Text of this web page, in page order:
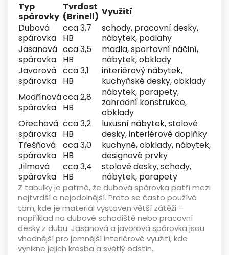
Typ
spárovky
Tvrdost
(Brinell) Využití
Dubová
spárovka
cca3,7
HB
schody, pracovní desky,
nábytek, podlahy
Jasanová
spárovka
cca3,5
HB
madla, sportovní náčiní,
nábytek, obklady
Javorová
spárovka
cca3,1
HB
interiérový nábytek,
kuchyňské desky, obklady
Modřínová
spárovka
cca2,8
HB
nábytek, parapety,
zahradní konstrukce,
obklady
Ořechová
spárovka
cca3,2
HB
luxusní nábytek, stolové
desky, interiérové doplňky
Třešňová
spárovka
cca3,0
HB
kuchyně, obklady, nábytek,
designové prvky
Jilmová
spárovka
cca3,4
HB
stolové desky, schody,
nábytek, parapety
Z tabulky je patrné, že dubová spárovka patří mezi
nejtvrdší a nejodolnější. Proto se často používá
tam, kde je materiál vystaven větší zátěži –
například na dubové schodištěnebo pracovní
desky z dubu. Jasanová a javorová spárovka jsou
vhodnější pro jemnější interiérové využití, kde
vynikne jejich kresba a světlý odstín.